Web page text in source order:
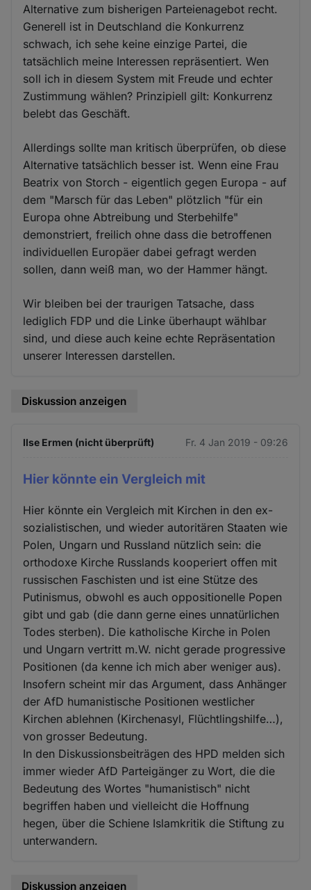
Alternative zum bisherigen Parteienagebot recht.
Generell ist in Deutschland die Konkurrenz
schwach, ich sehe keine einzige Partei, die
tatsächlich meine Interessen repräsentiert. Wen
soll ich in diesem System mit Freude und echter
Zustimmung wählen? Prinzipiell gilt: Konkurrenz
belebt das Geschäft.
Allerdings sollte man kritisch überprüfen, ob diese
Alternative tatsächlich besser ist. Wenn eine Frau
Beatrix von Storch - eigentlich gegen Europa - auf
dem "Marsch für das Leben" plötzlich "für ein
Europa ohne Abtreibung und Sterbehilfe"
demonstriert, freilich ohne dass die betroffenen
individuellen Europäer dabei gefragt werden
sollen, dann weiß man, wo der Hammer hängt.
Wir bleiben bei der traurigen Tatsache, dass
lediglich FDP und die Linke überhaupt wählbar
sind, und diese auch keine echte Repräsentation
unserer Interessen darstellen.
Diskussion anzeigen
Ilse Ermen (nicht überprüft) Fr. 4 Jan 2019 - 09:26
Hier könnte ein Vergleich mit
Hier könnte ein Vergleich mit Kirchen in den ex-
sozialistischen, und wieder autoritären Staaten wie
Polen, Ungarn und Russland nützlich sein: die
orthodoxe Kirche Russlands kooperiert offen mit
russischen Faschisten und ist eine Stütze des
Putinismus, obwohl es auch oppositionelle Popen
gibt und gab (die dann gerne eines unnatürlichen
Todes sterben). Die katholische Kirche in Polen
und Ungarn vertritt m.W. nicht gerade progressive
Positionen (da kenne ich mich aber weniger aus).
Insofern scheint mir das Argument, dass Anhänger
der AfD humanistische Positionen westlicher
Kirchen ablehnen (Kirchenasyl, Flüchtlingshilfe…),
von grosser Bedeutung.
In den Diskussionsbeiträgen des HPD melden sich
immer wieder AfD Parteigänger zu Wort, die die
Bedeutung des Wortes "humanistisch" nicht
begriffen haben und vielleicht die Hoffnung
hegen, über die Schiene Islamkritik die Stiftung zu
unterwandern.
Diskussion anzeigen